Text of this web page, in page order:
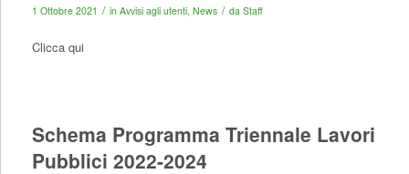
1 Ottobre 2021 / in Avvisi agli utenti, News / da Staff
Clicca qui
Schema Programma Triennale Lavori
Pubblici 2022-2024